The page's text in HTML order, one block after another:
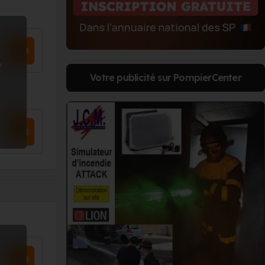
Votre publicité sur PompierCenter